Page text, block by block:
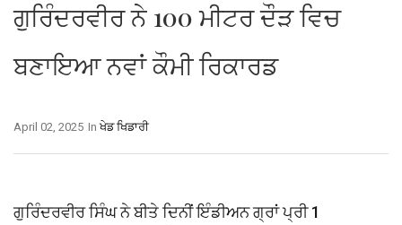
ਗੁਰਿੰਦਰਵੀਰ ਨੇ 100 ਮੀਟਰ ਦੌੜ ਵਿਚ
ਬਣਾਇਆ ਨਵਾਂ ਕੌਮੀ ਰਿਕਾਰਡ
In ਖੇਡ ਖਿਡਾਰੀ
April 02, 2025
ਗੁਰਿੰਦਰਵੀਰ ਸਿੰਘ ਨੇ ਬੀਤੇ ਦਿਨੀਂ ਇੰਡੀਅਨ ਗ੍ਰਾਂ ਪ੍ਰੀ 1